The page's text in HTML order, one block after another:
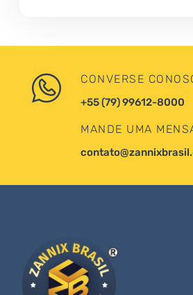
CONVERSE
+55 (79) 99612-8000
MANDE UMA